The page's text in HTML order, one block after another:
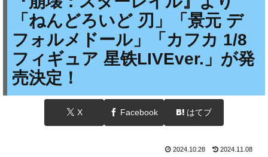
「ねんどろいど 刃」「景元 デ
フォルメドール」「カフカ 1/8
フィギュア 星铁LIVEver.」が発
売決定！
X Facebook はてブ
2024.10.28 2024.11.08